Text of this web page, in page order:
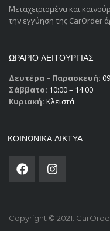
Μεταχειρισμένα και
την εγγύηση της CarOrder
ΩΡΑΡΙΟ ΛΕΙΤΟΥΡΓΙΑΣ
Δευτέρα – Παρασκευή:
Σάββατο: 10:00 – 14:00
Κυριακή: Κλειστά
ΚΟΙΝΩΝΙΚΑ ΔΙΚΤΥΑ
Copyright © 2021.